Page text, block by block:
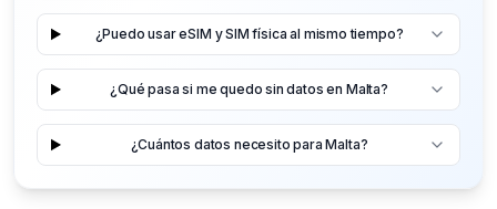
¿Puedo usar eSIM y SIM física al mismo tiempo?
¿Qué pasa si me quedo sin datos en Malta?
¿Cuántos datos necesito para Malta?